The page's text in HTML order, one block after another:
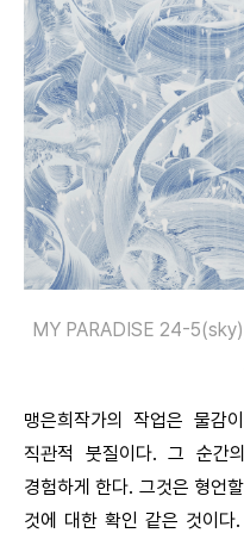
MY PARADISE 24-
맹은희작가의 작업은 물감
직관적 붓질이다. 그 순간
경험하게 한다. 그것은 형언
것에 대한 확인 같은 것이다